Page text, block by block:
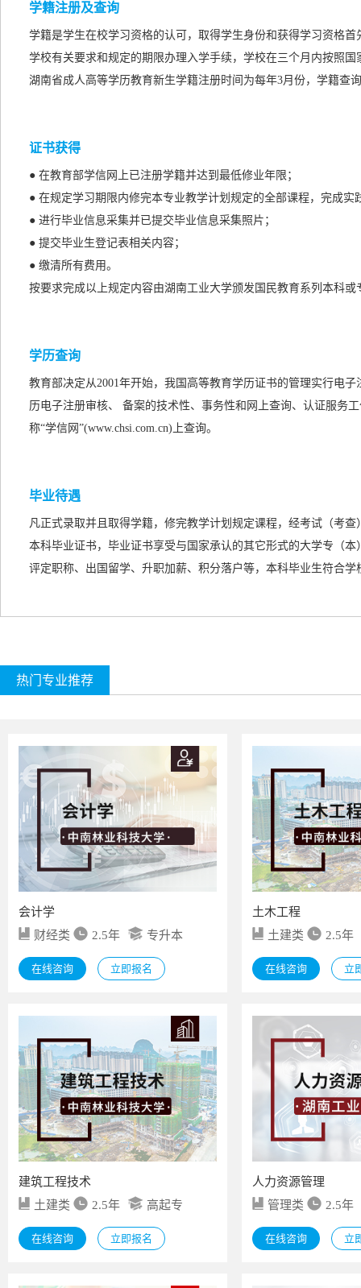
学籍注册及查询
学籍是学生在校学习资格的认可，取得学生身份和获得学习资格
学校有关要求和规定的期限办理入学手续，学校在三个月内按照
湖南省成人高等学历教育新生学籍注册时间为每年3月份，学籍查
证书获得
● 在教育部学信网上已注册学籍并达到最低修业年限；
● 在规定学习期限内修完本专业教学计划规定的全部课程，完成
● 进行毕业信息采集并已提交毕业信息采集照片；
● 提交毕业生登记表相关内容；
● 缴清所有费用。
按要求完成以上规定内容由湖南工业大学颁发国民教育系列本科
学历查询
教育部决定从2001年开始，我国高等教育学历证书的管理实行电
历电子注册审核、 备案的技术性、事务性和网上查询、认证服务
称“学信网”(www.chsi.com.cn)上查询。
毕业待遇
凡正式录取并且取得学籍，修完教学计划规定课程，经考试（考
本科毕业证书，毕业证书享受与国家承认的其它形式的大学专（本
评定职称、出国留学、升职加薪、积分落户等，本科毕业生符合
热门专业推荐
会计学
财经类
2.5年 专升本
在线咨询 立即报名
土木工程
土建类
2.5年
在线咨询 立
建筑工程技术
土建类
2.5年 高起专
在线咨询 立即报名
人力资源管理
管理类
2.5年
在线咨询 立